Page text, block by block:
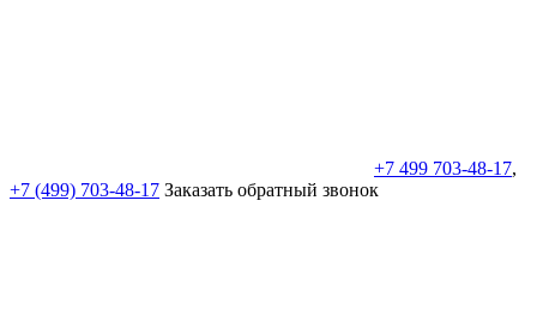
+7 499 703-48-17,
+7 (499) 703-48-17 Заказать обратный звонок